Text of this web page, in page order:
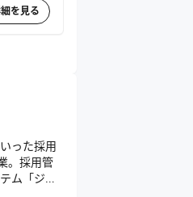
を見る
った採用
。採用管
ム「ジョ